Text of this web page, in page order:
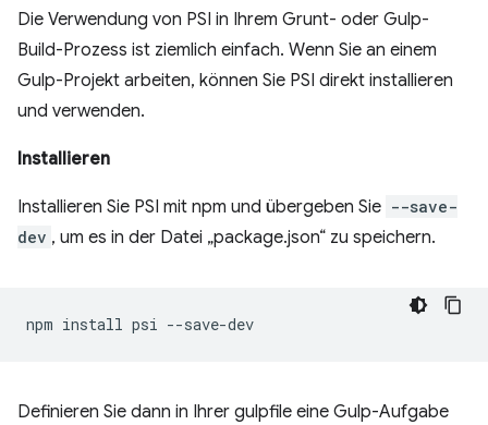
Die Verwendung von PSI in Ihrem Grunt- oder Gulp-
Build-Prozess ist ziemlich einfach. Wenn Sie an einem
Gulp-Projekt arbeiten, können Sie PSI direkt installieren
und verwenden.
Installieren
Installieren Sie PSI mit npm und übergeben Sie --save-
dev , um es in der Datei „package.json“ zu speichern.
npm install psi
Definieren Sie dann in Ihrer gulpfile eine Gulp-Aufgabe